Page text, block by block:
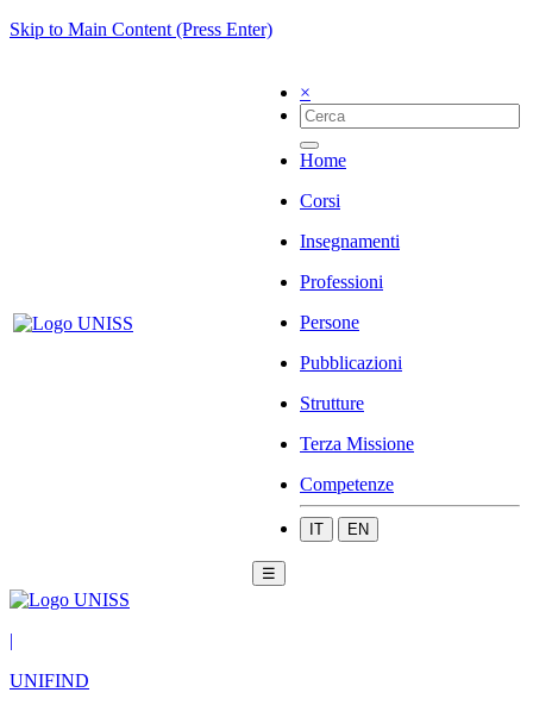
Skip to Main Content (Press Enter)
×
Home
Corsi
Insegnamenti
Professioni
Persone
Pubblicazioni
Strutture
Terza Missione
Competenze
IT EN
☰
|
UNIFIND